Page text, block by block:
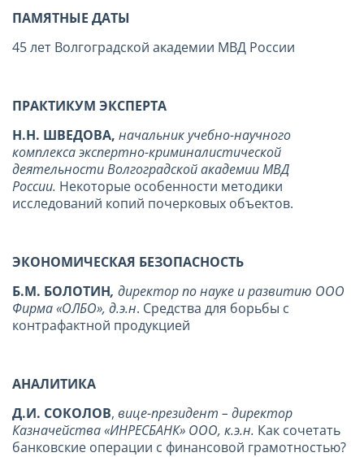
ПАМЯТНЫЕ ДАТЫ
45 лет Волгоградской академии МВД России
ПРАКТИКУМ ЭКСПЕРТА
Н.Н. ШВЕДОВА, начальник учебно-научного
комплекса экспертно-криминалистической
деятельности Волгоградской академии МВД
России. Некоторые особенности методики
исследований копий почерковых объектов.
ЭКОНОМИЧЕСКАЯ БЕЗОПАСНОСТЬ
Б.М. БОЛОТИН, директор по науке и развитию ООО
Фирма «ОЛБО», д.э.н. Средства для борьбы с
контрафактной продукцией
АНАЛИТИКА
Д.И. СОКОЛОВ, вице-президент – директор
Казначейства «ИНРЕСБАНК» ООО, к.э.н. Как сочетать
банковские операции с финансовой грамотностью?